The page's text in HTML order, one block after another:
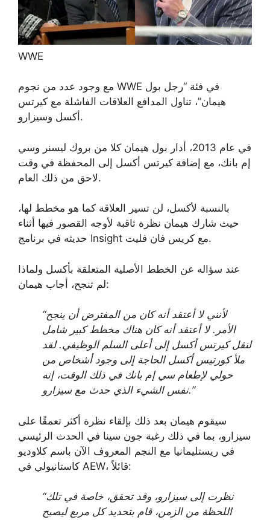
WWE
مع وجود عدد من نجوم WWE في فئة “رجل بول
هيمان”، تناول المدافع العلاقات الفاشلة مع كيرتس
أكسل وسيزارو.
في عام 2013، أدار بول هيمان كلا من بروك ليسنر وسي
إم بانك، مع إضافة كيرتس أكسل إلى المحفظة في وقت
لاحق من ذلك العام.
بالنسبة لأكسل، لن تسير العلاقة كما هو مخطط لها،
حيث شارك هيمان نظرة ثاقبة لأوجه القصور فيها أثناء
حديثه في برنامج Insight مع كريس فان فليت.
عند سؤاله عن الخطط الأصلية المتعلقة بأكسل ولماذا
لم تنجح، أجاب هيمان:
“لأنني لا أعتقد أنه كان من المفترض أن ينجح
الأمر. لا أعتقد أنه كان هناك مخطط كبير شامل
لنقل كيرتس أكسل إلى أعلى السلم الوظيفي. لقد
ملأ كورتيس أكسل الحاجة إلى وجود أشخاص من
حولي لإطعام سي إم بانك في ذلك الوقت، إنه
نفس الشيء الذي حدث مع سيزارو.”
سيقوم هيمان بعد ذلك بإلقاء نظرة أكثر تعمقًا على
سيزارو، بما في ذلك رغبة جون سينا ​​في الحدث الرئيسي
في ريستليمانيا مع النجم المعروف الآن باسم كلاوديو
كاستانيولي في AEW، قائلاً:
“نظرت إلى سيزارو، وقد تحقق، خاصة في تلك
اللحظة من الزمن، قام بتحديد كل مربع ليصبح